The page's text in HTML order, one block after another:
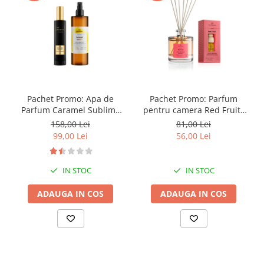
Pachet Promo: Apa de
Parfum Caramel Sublime
729 Les Secrets, 50 ml +
Spray de Corp Sensual
Vanilla
158,00 Lei
99,00 Lei
IN STOC
ADAUGA IN COS
Pachet Promo: Parfum
pentru camera Red Fruits
(mure si capsuni), 50 ml +
Odorizant auto Red Fruits
(Fructe rosii), 6 ml
81,00 Lei
56,00 Lei
IN STOC
ADAUGA IN COS